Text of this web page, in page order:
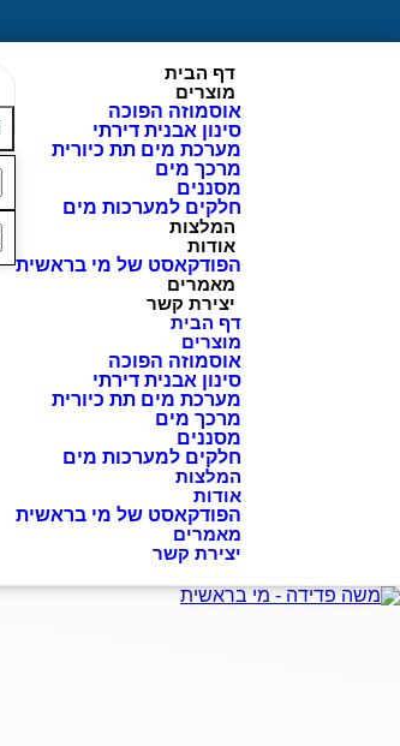
דף הבית
מוצרים
אוסמוזה הפוכה
סינון אבנית דירתי
מערכת מים תת כיורית
מרכך מים
מסננים
חלקים למערכות מים
המלצות
אודות
הפודקאסט של מי בראשית
מאמרים
יצירת קשר
דף הבית
מוצרים
אוסמוזה הפוכה
סינון אבנית דירתי
מערכת מים תת כיורית
מרכך מים
מסננים
חלקים למערכות מים
המלצות
אודות
הפודקאסט של מי בראשית
מאמרים
יצירת קשר